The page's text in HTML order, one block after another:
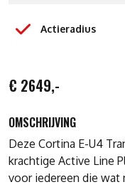
Actieradius
€ 2649,-
OMSCHRIJVING
Deze Cortina E-U4
krachtige Active Line
voor iedereen die wat